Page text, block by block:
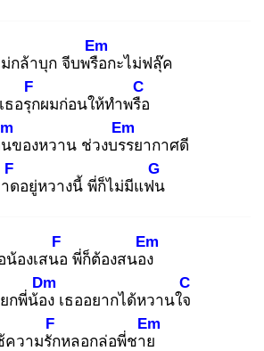
กล้าบุก จีบพรือ
Em
กะไม่ฟลุ๊ค
ธอรุก
F
ผมก่อนให้ทำพรือ
C
ของหวาน ช่วงบรร
Em
ยากาศดี
ด
F
อยู่หวางนี้ พี่ก็ไม่มีแฟน
G
น้องเสนอ
F
พี่ก็ต้องสนอง
Em
กพี่น้อง
Dm
เธออยากได้หวานใจ
C
ความรัก
F
หลอกล่อพี่ชาย
Em